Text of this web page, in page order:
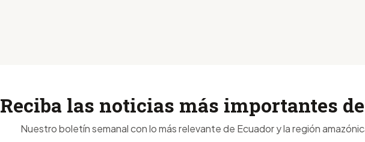
Reciba las noticias más importantes
Nuestro boletín semanal con lo más relevante de Ecuador y la región